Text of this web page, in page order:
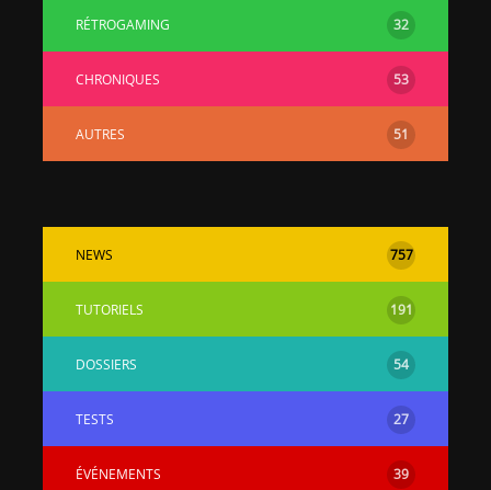
RÉTROGAMING 32
CHRONIQUES 53
AUTRES 51
NEWS 757
TUTORIELS 191
DOSSIERS 54
TESTS 27
ÉVÉNEMENTS 39